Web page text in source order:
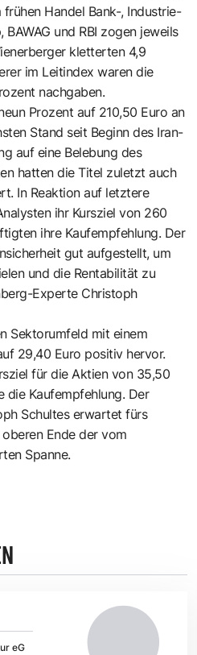
Handel Bank-, Industrie-
und RBI zogen jeweils
kletterten 4,9
im Leitindex waren die
nachgaben.
Prozent auf 210,50 Euro an
Stand seit Beginn des Iran-
auf eine Belebung des
hatten die Titel zuletzt auch
In Reaktion auf letztere
ihr Kursziel von 260
ihre Kaufempfehlung. Der
gut aufgestellt, um
und die Rentabilität zu
Experte Christoph
Sektorumfeld mit einem
29,40 Euro positiv hervor.
für die Aktien von 35,50
die Kaufempfehlung. Der
Schultes erwartet fürs
Ende der vom
Spanne.
eG